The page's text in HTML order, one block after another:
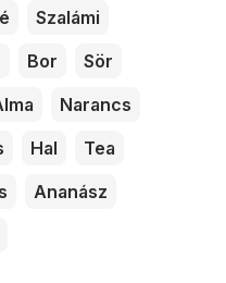
Szalámi
Bor
Sör
Narancs
Hal
Tea
Ananász